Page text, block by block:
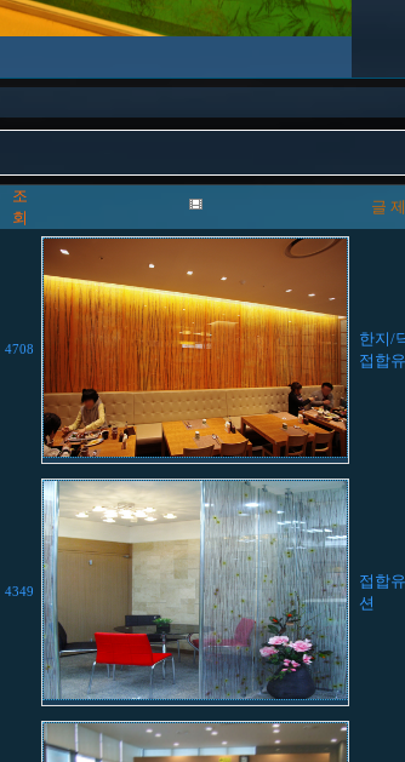
조
회
글
4708
한지/
접합
4349
접합
션